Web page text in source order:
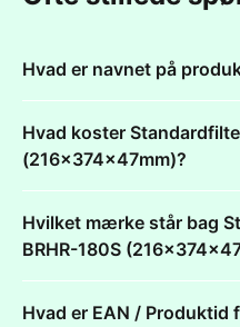
Hvad er navnet på
Hvad koster
(216x374x47mm)?
Hvilket mærke står bag
BRHR-180S
Hvad er EAN /